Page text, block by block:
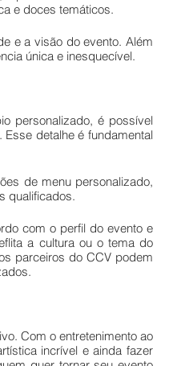
e doces temáticos.
e a visão do evento. Além
única e inesquecível.
personalizado, é possível
detalhe é fundamental
de menu personalizado,
qualificados.
com o perfil do evento e
a cultura ou o tema do
parceiros do CCV podem
Com o entretenimento ao
incrível e ainda fazer